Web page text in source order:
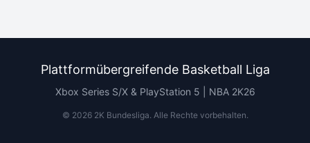
Plattformübergreifende Basketball Liga
Xbox Series S/X & PlayStation 5 | NBA 2K26
© 20262K Bundesliga. Alle Rechte vorbehalten.